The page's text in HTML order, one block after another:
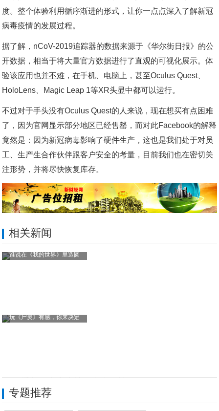
度。整个体验利用循序渐进的形式，让你一点点深入了解新冠
病毒疫情的发展过程。
据了解，nCoV-2019追踪器的数据来源于《华尔街日报》的公
开数据，相当于将大量官方数据进行了直观的可视化展示。体
验该应用也并不难 ，在手机、电脑上，甚至Oculus Quest、
HoloLens、Magic Leap 1等XR头显中都可以运行。
不过对于手头没有Oculus Quest的人来说，现在想买有点困难
了，因为官网显示部分地区已经售罄，而对此Facebook的解释
竟然是：因为新冠病毒影响了硬件生产，这也是我们处于对员
工、生产生合作伙伴跟客户安全的考量，目前我们也在密切关
注形势，并将尽快恢复库存。
相关新闻
谁说在《我的世界》里造圆
玩《尸灵》有感，你来决定
点餐小程序开发如何提升餐厅服务
专题推荐